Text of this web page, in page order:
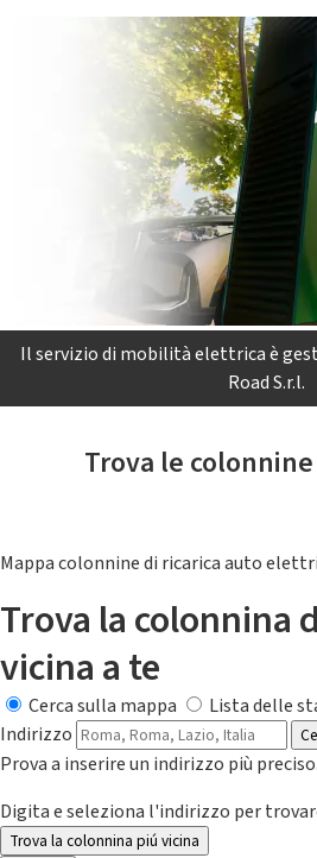
Il servizio di mobilità elettrica è
Road S.r.l.
Trova le
Mappa colonnine di ricarica auto
Trova la colonnina
vicina a te
Cerca sulla mappa
Lista delle
Indirizzo
Prova a inserire un indirizzo più preciso.
Digita e seleziona l'indirizzo per
Trova la colonnina piú vicina